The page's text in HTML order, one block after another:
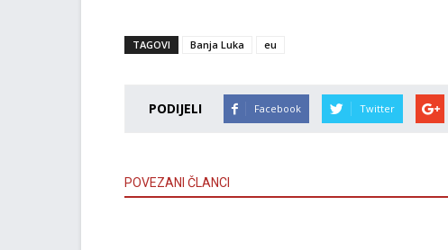
TAGOVI Banja Luka eu
PODIJELI Facebook Twitter
POVEZANI ČLANCI